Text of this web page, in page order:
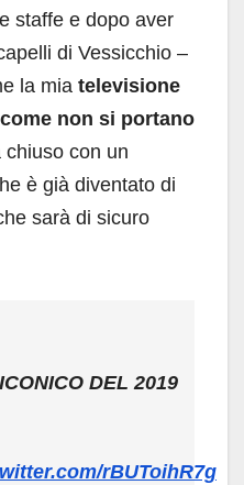
staffe e dopo aver
di Vessicchio –
la mia televisione
non si portano
chiuso con un
è già diventato di
sarà di sicuro
DEL 2019
rBUToihR7g